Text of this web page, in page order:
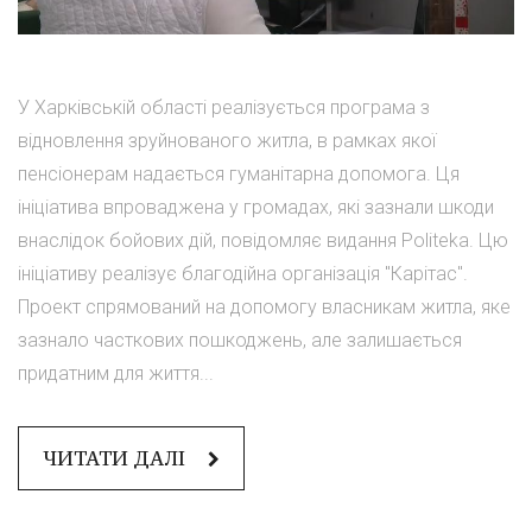
У Харківській області реалізується програма з
відновлення зруйнованого житла, в рамках якої
пенсіонерам надається гуманітарна допомога. Ця
ініціатива впроваджена у громадах, які зазнали шкоди
внаслідок бойових дій, повідомляє видання Politeka. Цю
ініціативу реалізує благодійна організація "Карітас".
Проект спрямований на допомогу власникам житла, яке
зазнало часткових пошкоджень, але залишається
придатним для життя...
ЧИТАТИ ДАЛІ